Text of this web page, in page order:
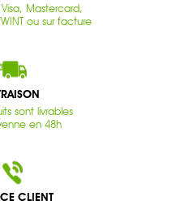
Mastercard,
ou sur facture
sont livrables
en 48h
CLIENT